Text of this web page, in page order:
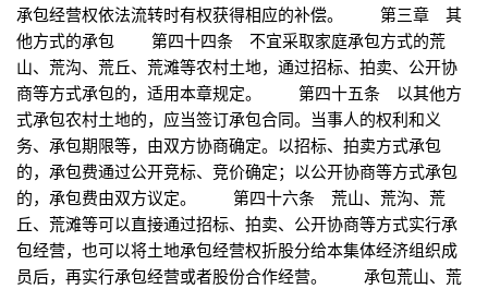
承包经营权依法流转时有权获得相应的补偿。 第三章 其
他方式的承包 第四十四条 不宜采取家庭承包方式的荒
山、荒沟、荒丘、荒滩等农村土地，通过招标、拍卖、公开协
商等方式承包的，适用本章规定。 第四十五条 以其他方
式承包农村土地的，应当签订承包合同。当事人的权利和义
务、承包期限等，由双方协商确定。以招标、拍卖方式承包
的，承包费通过公开竞标、竞价确定；以公开协商等方式承包
的，承包费由双方议定。 第四十六条 荒山、荒沟、荒
丘、荒滩等可以直接通过招标、拍卖、公开协商等方式实行承
包经营，也可以将土地承包经营权折股分给本集体经济组织成
员后，再实行承包经营或者股份合作经营。 承包荒山、荒